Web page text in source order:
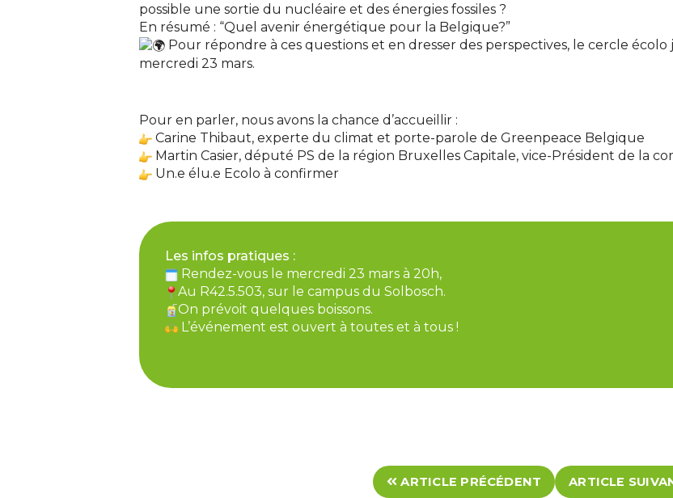
possible une sortie du nucléaire et des énergies fossiles ?
En résumé : “Quel avenir énergétique pour la Belgique?”
Pour répondre à ces questions et en dresser des perspectives, le cercle écolo
mercredi 23 mars.
Pour en parler, nous avons la chance d’accueillir :
Carine Thibaut, experte du climat et porte-parole de Greenpeace Belgique
Martin Casier, député PS de la région Bruxelles Capitale, vice-Président de la
Un.e élu.e Ecolo à confirmer
Les infos pratiques :
Rendez-vous le mercredi 23 mars à 20h,
Au R42.5.503, sur le campus du Solbosch.
On prévoit quelques boissons.
L’événement est ouvert à toutes et à tous !
ARTICLE PRÉCÉDENT ARTICLE